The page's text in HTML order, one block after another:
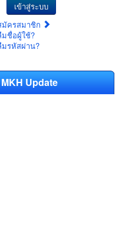
เข้าสู่ระบบ
มัครสมาชิก
มชื่อผู้ใช้?
มรหัสผ่าน?
MKH Update